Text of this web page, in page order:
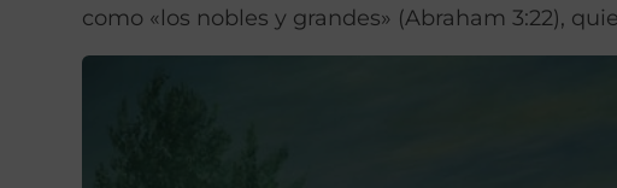
como «los nobles y grandes» (Abraham 3:22),